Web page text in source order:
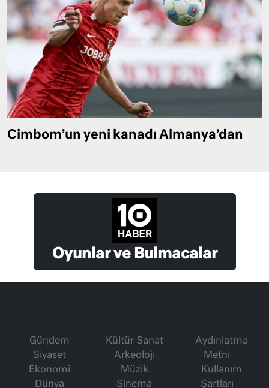
Cimbom’un yeni kanadı Almanya’dan
Oyunlar ve Bulmacalar
Gündem
Siyaset
Ekonomi
Dünya
Kültür Sanat
Arkeoloji
Müzik
Sinema
Aydınlatma
Metni
Kullanım
Şartları